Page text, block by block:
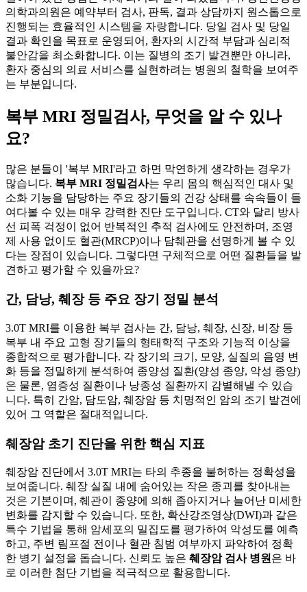
의학과의원은 예약부터 검사, 판독, 결과 상담까지 원스톱으로
진행되는 효율적인 시스템을 자랑합니다. 당일 검사 및 당일
결과 확인을 목표로 운영되어, 환자의 시간적 부담과 심리적
불안감을 최소화합니다. 이는 질병의 조기 발견뿐만 아니라,
환자 중심의 의료 서비스를 실현하려는 병원의 철학을 보여주
는 부분입니다.
복부 MRI 정밀검사, 무엇을 알 수 있나
요?
많은 분들이 '복부 MRI'라고 하면 막연하게 생각하는 경우가
많습니다. 복부 MRI 정밀검사는 우리 몸의 핵심적인 대사 및
소화 기능을 담당하는 주요 장기들의 건강 상태를 속속들이 들
여다볼 수 있는 매우 강력한 진단 도구입니다. CT와 달리 방사
선 피폭 걱정이 없어 반복적인 추적 검사에도 안전하며, 조영
제 사용 없이도 혈관(MRCP)이나 담췌관을 선명하게 볼 수 있
다는 장점이 있습니다. 그렇다면 구체적으로 어떤 질환들을 발
견하고 평가할 수 있을까요?
간, 담낭, 췌장 등 주요 장기 정밀 분석
3.0T MRI를 이용한 복부 검사는 간, 담낭, 췌장, 신장, 비장 등
복부 내 주요 고형 장기들의 형태학적 구조와 기능적 이상을
종합적으로 평가합니다. 각 장기의 크기, 모양, 실질의 음영 변
화 등을 정밀하게 분석하여 종양성 질환(양성 종양, 악성 종양)
은 물론, 염증성 질환이나 낭종성 질환까지 감별해낼 수 있습
니다. 특히 간암, 담도암, 췌장암 등 치명적인 암의 조기 발견에
있어 그 역할은 절대적입니다.
췌장암 초기 진단을 위한 핵심 지표
췌장암 진단에서 3.0T MRI는 타의 추종을 불허하는 정확성을
보여줍니다. 췌장 실질 내에 숨어있는 작은 종괴를 찾아내는
것은 기본이며, 췌관이 종양에 의해 좁아지거나 늘어난 미세한
변화를 감지할 수 있습니다. 또한, 확산강조영상(DWI)과 같은
특수 기법을 통해 암세포의 밀집도를 평가하여 악성도를 예측
하고, 주변 림프절 전이나 혈관 침범 여부까지 파악하여 정확
한 병기 설정을 돕습니다. 신뢰도 높은 췌장암 검사 병원 은 바
로 이러한 첨단 기법을 적극적으로 활용합니다.